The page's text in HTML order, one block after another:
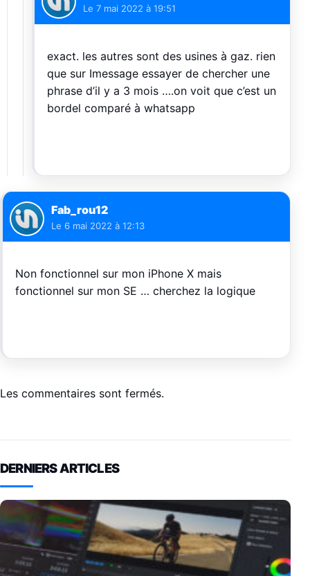
Le 7 mai 2022 à 19:51
exact. les autres sont des usines à gaz. rien
que sur Imessage essayer de chercher une
phrase d’il y a 3 mois ….on voit que c’est un
bordel comparé à whatsapp
Fab_rou12
Le 6 mai 2022 à 12:13
Non fonctionnel sur mon iPhone X mais
fonctionnel sur mon SE … cherchez la logique
Les commentaires sont fermés.
DERNIERS ARTICLES